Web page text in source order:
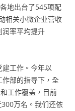
地出台了545项配
相关小微企业营收
润率平均提升
工作。今年以
部的指导下，全
工作覆盖，目前
万名。我们还依